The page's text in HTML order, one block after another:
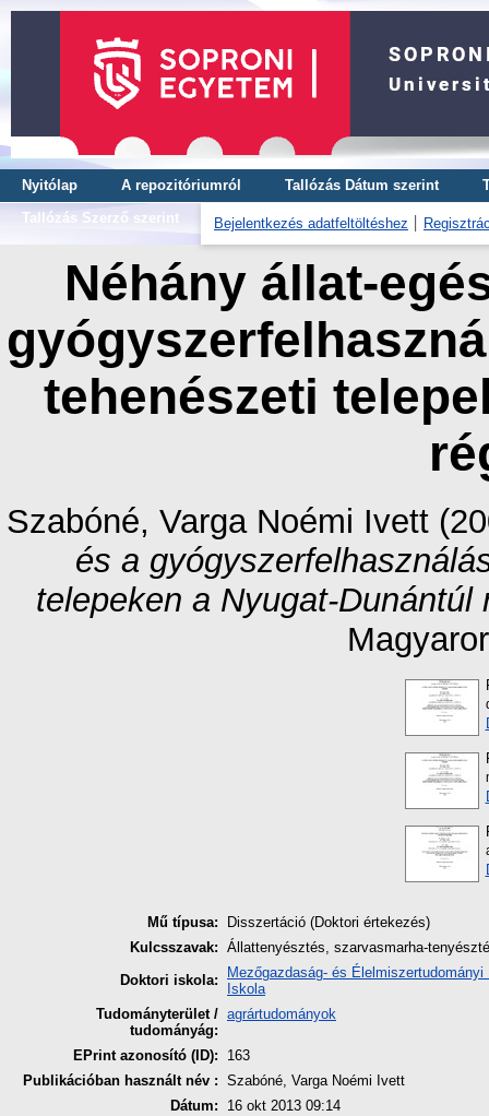
Nyitólap A repozitóriumról Tallózás Dátum szerint
Tallózás Szerző szerint
Bejelentkezés adatfeltöltéshez
Néhány állat-
tehenészeti
Szabóné, Varga Noémi Ivett
és a
telepeken a Nyugat-Dunántúl
Mű típusa:
Disszertáció (Doktori értekezés)
Kulcsszavak: Állattenyésztés, szarvasmarha-
Doktori iskola:
Mezőgazdaság- és
Iskola
Tudományterület /
tudományág:
agrártudományok
EPrint azonosító (ID):
163
Publikációban használt név : Szabóné, Varga Noémi Ivett
Dátum:
16 okt 2013 09:14